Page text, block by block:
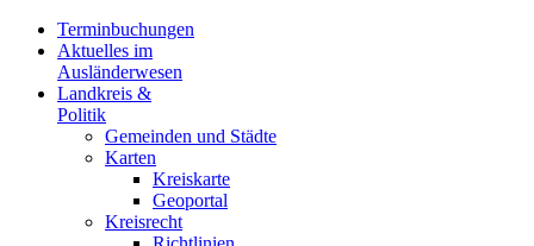
Terminbuchungen
Aktuelles im
Ausländerwesen
Landkreis &
Politik
Gemeinden und Städte
Karten
Kreiskarte
Geoportal
Kreisrecht